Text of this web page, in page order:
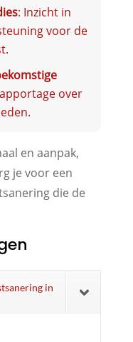
: Inzicht in
voor de
over
en aanpak,
je voor een
die de
in